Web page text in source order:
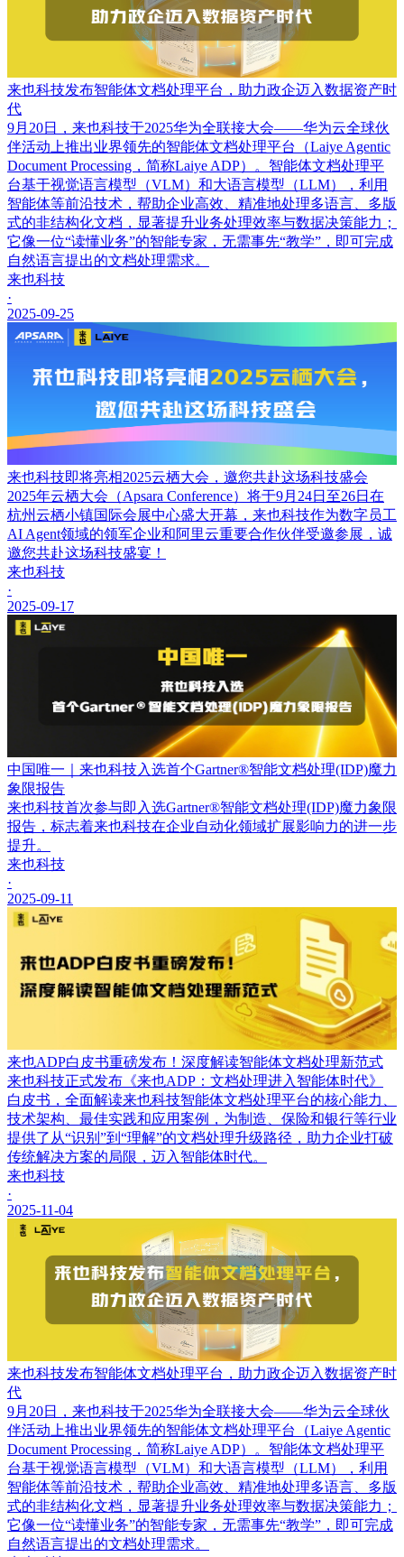
来也科技发布智能体文档处理平台，助力政企迈入数据资产时
代
9月20日，来也科技于2025华为全联接大会——华为云全球伙
伴活动上推出业界领先的智能体文档处理平台（Laiye Agentic
Document Processing，简称Laiye ADP）。智能体文档处理平
台基于视觉语言模型（VLM）和大语言模型（LLM），利用
智能体等前沿技术，帮助企业高效、精准地处理多语言、多版
式的非结构化文档，显著提升业务处理效率与数据决策能力；
它像一位“读懂业务”的智能专家，无需事先“教学”，即可完成
自然语言提出的文档处理需求。
来也科技
·
2025-09-25
来也科技即将亮相2025云栖大会，邀您共赴这场科技盛会
2025年云栖大会（Apsara Conference）将于9月24日至26日在
杭州云栖小镇国际会展中心盛大开幕，来也科技作为数字员工
AI Agent领域的领军企业和阿里云重要合作伙伴受邀参展，诚
邀您共赴这场科技盛宴！
来也科技
·
2025-09-17
中国唯一｜来也科技入选首个Gartner®智能文档处理(IDP)魔力
象限报告
来也科技首次参与即入选Gartner®智能文档处理(IDP)魔力象限
报告，标志着来也科技在企业自动化领域扩展影响力的进一步
提升。
来也科技
·
2025-09-11
来也ADP白皮书重磅发布！深度解读智能体文档处理新范式
来也科技正式发布《来也ADP：文档处理进入智能体时代》
白皮书，全面解读来也科技智能体文档处理平台的核心能力、
技术架构、最佳实践和应用案例，为制造、保险和银行等行业
提供了从“识别”到“理解”的文档处理升级路径，助力企业打破
传统解决方案的局限，迈入智能体时代。
来也科技
·
2025-11-04
来也科技发布智能体文档处理平台，助力政企迈入数据资产时
代
9月20日，来也科技于2025华为全联接大会——华为云全球伙
伴活动上推出业界领先的智能体文档处理平台（Laiye Agentic
Document Processing，简称Laiye ADP）。智能体文档处理平
台基于视觉语言模型（VLM）和大语言模型（LLM），利用
智能体等前沿技术，帮助企业高效、精准地处理多语言、多版
式的非结构化文档，显著提升业务处理效率与数据决策能力；
它像一位“读懂业务”的智能专家，无需事先“教学”，即可完成
自然语言提出的文档处理需求。